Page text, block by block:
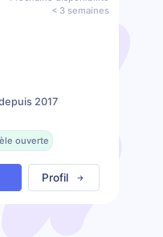
< 3 semaines
2017
ouverte
Profil